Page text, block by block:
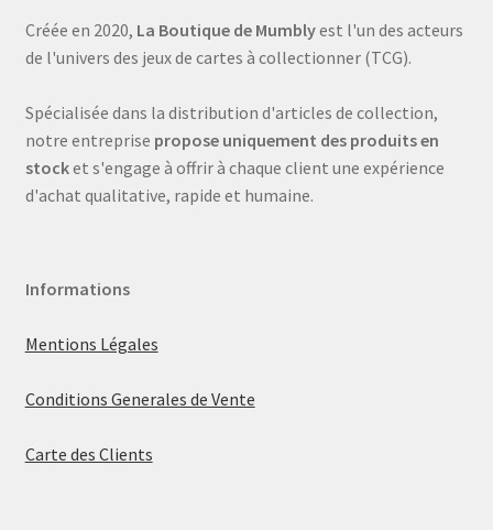
Créée en 2020, La Boutique de Mumblyest l'un des acteurs
de l'univers des jeux de cartes à collectionner (TCG).
Spécialisée dans la distribution d'articles de collection,
notre entreprise propose uniquement des produits en
stocket s'engage à offrir à chaque client une expérience
d'achat qualitative, rapide et humaine.
Informations
Mentions Légales
Conditions Generales de Vente
Carte des Clients